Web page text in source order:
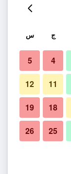
ج س
4
5
11
12
18
19
25
26